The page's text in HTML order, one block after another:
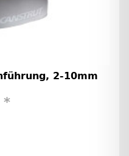
2-10mm
*